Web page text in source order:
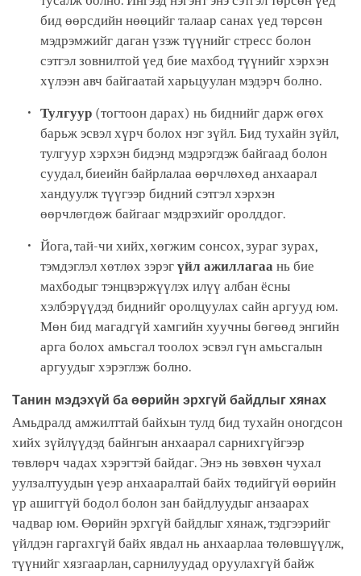
бид өөрсдийн нөөцийг талаар санах үед төрсөн
мэдрэмжийг даган үзэж түүнийг стресс болон
сэтгэл зовнилтой үед бие махбод түүнийг хэрхэн
хүлээн авч байгаатай харьцуулан мэдэрч болно.
Тулгуур (тогтоон дарах) нь биднийг дарж өгөх
барьж эсвэл хүрч болох нэг зүйл. Бид тухайн зүйл,
тулгуур хэрхэн бидэнд мэдрэгдэж байгаад болон
суудал, биеийн байрлалаа өөрчлөхөд анхаарал
хандуулж түүгээр бидний сэтгэл хэрхэн
өөрчлөгдөж байгааг мэдрэхийг оролддог.
Йога, тай-чи хийх, хөгжим сонсох, зураг зурах,
тэмдэглэл хөтлөх зэрэгүйл ажиллагаань бие
махбодыг тэнцвэржүүлэх илүү албан ёсны
хэлбэрүүдэд биднийг оролцуулах сайн аргууд юм.
Мөн бид магадгүй хамгийн хуучны бөгөөд энгийн
арга болох амьсгал тоолох эсвэл гүн амьсгалын
аргуудыг хэрэглэж болно.
Танин мэдэхүй ба өөрийн эрхгүй байдлыг хянах
Амьдралд амжилттай байхын тулд бид тухайн оногдсон
хийх зүйлүүдэд байнгын анхаарал сарнихгүйгээр
төвлөрч чадах хэрэгтэй байдаг. Энэ нь зөвхөн чухал
уулзалтуудын үеэр анхааралтай байх төдийгүй өөрийн
үр ашиггүй бодол болон зан байдлуудыг анзаарах
чадвар юм. Өөрийн эрхгүй байдлыг хянаж, тэдгээрийг
үйлдэн гаргахгүй байх явдал нь анхаарлаа төлөвшүүлж,
түүнийг хязгаарлан, сарнилуудад оруулахгүй байж